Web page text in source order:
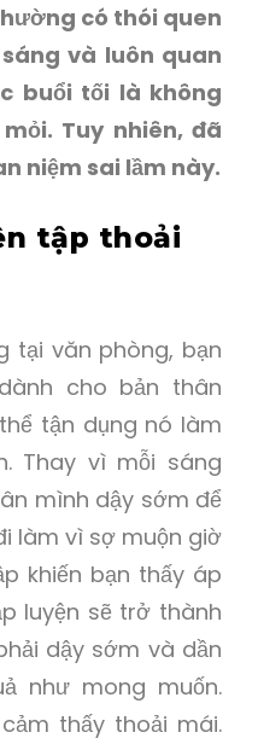
có thói quen
và luôn quan
buổi tối là không
Tuy nhiên, đã
niệm sai lầm này.
tập thoải
tại văn phòng, bạn
cho bản thân
tận dụng nó làm
Thay vì mỗi sáng
mình dậy sớm để
làm vì sợ muộn giờ
khiến bạn thấy áp
luyện sẽ trở thành
dậy sớm và dần
như mong muốn.
thấy thoải mái.